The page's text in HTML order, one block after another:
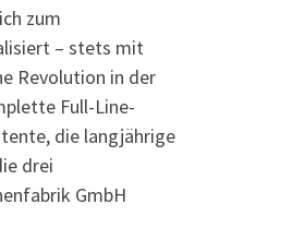
zum
– stets mit
Revolution in der
Full-Line-
die langjährige
drei
GmbH